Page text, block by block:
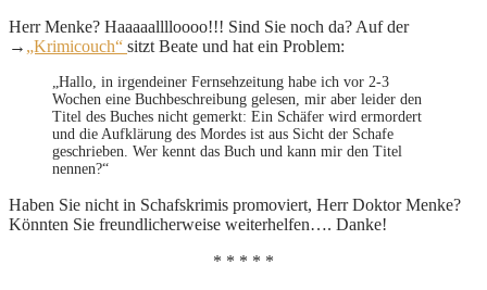
Herr Menke? Haaaaalllloooo!!! Sind Sie noch da? Auf der
→ „Krimicouch“ sitzt Beate und hat ein Problem:
„Hallo, in irgendeiner Fernsehzeitung habe ich vor 2-3
Wochen eine Buchbeschreibung gelesen, mir aber leider den
Titel des Buches nicht gemerkt: Ein Schäfer wird ermordert
und die Aufklärung des Mordes ist aus Sicht der Schafe
geschrieben. Wer kennt das Buch und kann mir den Titel
nennen?“
Haben Sie nicht in Schafskrimis promoviert, Herr Doktor Menke?
Könnten Sie freundlicherweise weiterhelfen…. Danke!
* * * * *